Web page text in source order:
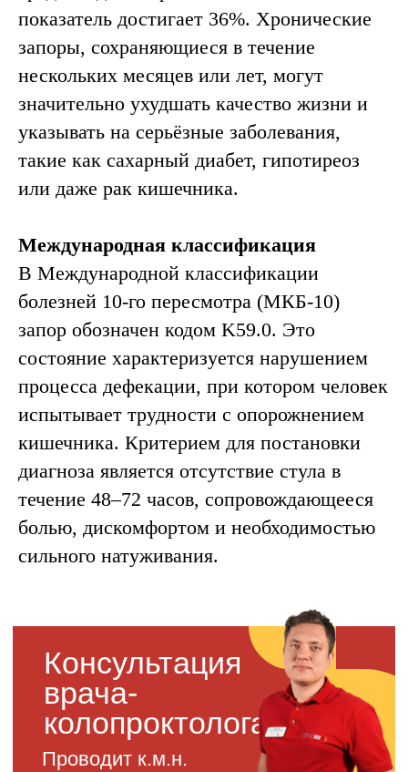
показатель достигает 36%. Хронические
запоры, сохраняющиеся в течение
нескольких месяцев или лет, могут
значительно ухудшать качество жизни и
указывать на серьёзные заболевания,
такие как сахарный диабет, гипотиреоз
или даже рак кишечника.
Международная классификация
В Международной классификации
болезней 10-го пересмотра (МКБ-10)
запор обозначен кодом K59.0. Это
состояние характеризуется нарушением
процесса дефекации, при котором человек
испытывает трудности с опорожнением
кишечника. Критерием для постановки
диагноза является отсутствие стула в
течение 48–72 часов, сопровождающееся
болью, дискомфортом и необходимостью
сильного натуживания.